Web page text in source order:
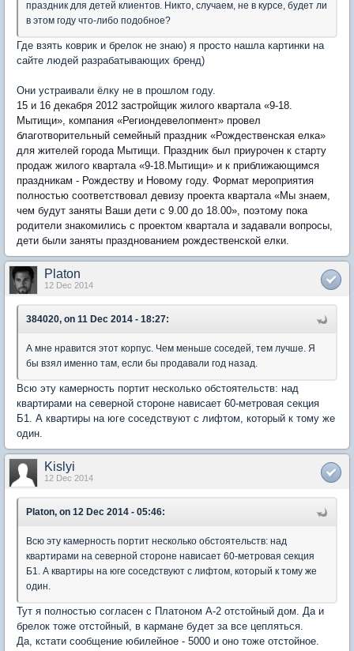
праздник для детей клиентов. Никто, случаем, не в курсе, будет ли
в этом году что-либо подобное?
Где взять коврик и брелок не знаю) я просто нашла картинки на
сайте людей разрабатывающих бренд)
Они устраивали ёлку не в прошлом году.
15 и 16 декабря 2012 застройщик жилого квартала «9-18.
Мытищи», компания «Региондевелопмент» провел
благотворительный семейный праздник «Рождественская елка»
для жителей города Мытищи. Праздник был приурочен к старту
продаж жилого квартала «9-18.Мытищи» и к приближающимся
праздникам - Рождеству и Новому году. Формат мероприятия
полностью соответствовал девизу проекта квартала «Мы знаем,
чем будут заняты Ваши дети с 9.00 до 18.00», поэтому пока
родители знакомились с проектом квартала и задавали вопросы,
дети были заняты празднованием рождественской елки.
Platon
12 Dec 2014
384020, on 11 Dec 2014 - 18:27:
А мне нравится этот корпус. Чем меньше соседей, тем лучше. Я
бы взял именно там, если бы продавали год назад.
Всю эту камерность портит несколько обстоятельств: над
квартирами на северной стороне нависает 60-метровая секция
Б1. А квартиры на юге соседствуют с лифтом, который к тому же
один.
Kislyi
12 Dec 2014
Platon, on 12 Dec 2014 - 05:46:
Всю эту камерность портит несколько обстоятельств: над
квартирами на северной стороне нависает 60-метровая секция
Б1. А квартиры на юге соседствуют с лифтом, который к тому же
один.
Тут я полностью согласен с Платоном А-2 отстойный дом. Да и
брелок тоже отстойный, в кармане будет за все цепляться.
Да, кстати сообщение юбилейное - 5000 и оно тоже отстойное.